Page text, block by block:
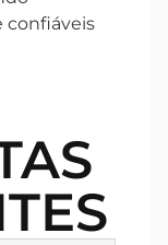
confiáveis